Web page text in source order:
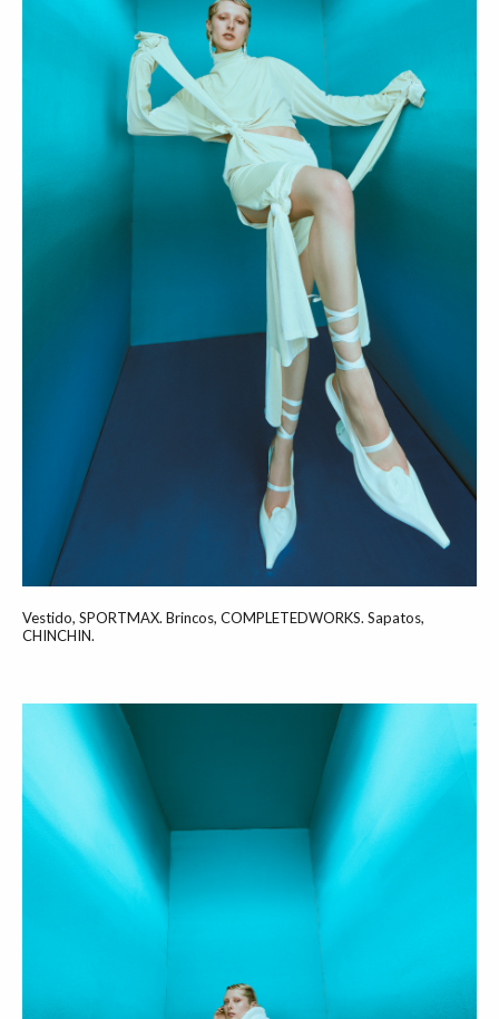
Vestido, SPORTMAX. Brincos, COMPLETEDWORKS. Sapatos,
CHINCHIN.